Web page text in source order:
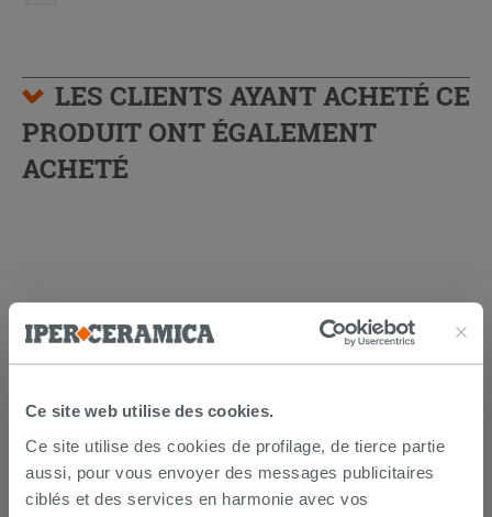
Ce site web utilise des cookies.
Ce site utilise des cookies de profilage, de tierce partie
aussi, pour vous envoyer des messages publicitaires
ciblés et des services en harmonie avec vos
LES CLIENTS AYANT ACHETÉ CE
PRODUIT ONT ÉGALEMENT
ACHETÉ
Lot de 2 coudes sous lavabo 45° laiton
chromé